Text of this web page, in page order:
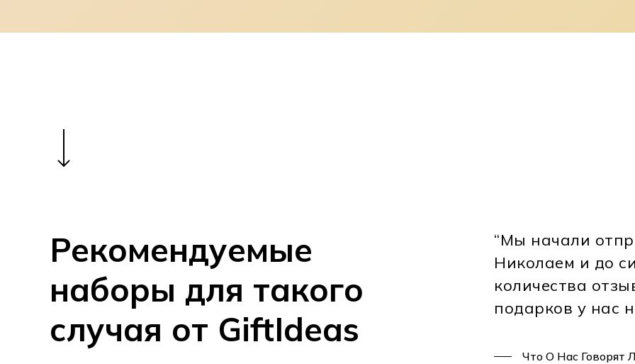
Рекомендуемые
наборы для такого
случая от GiftIdeas
“Мы начали
Николаем и до
количества
подарков у нас
Что О Нас Говорят